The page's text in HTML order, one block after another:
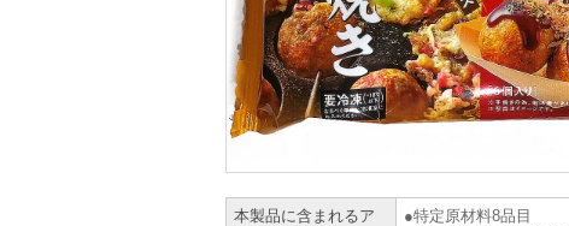
本製品に含まれるア
特定原材料8品目